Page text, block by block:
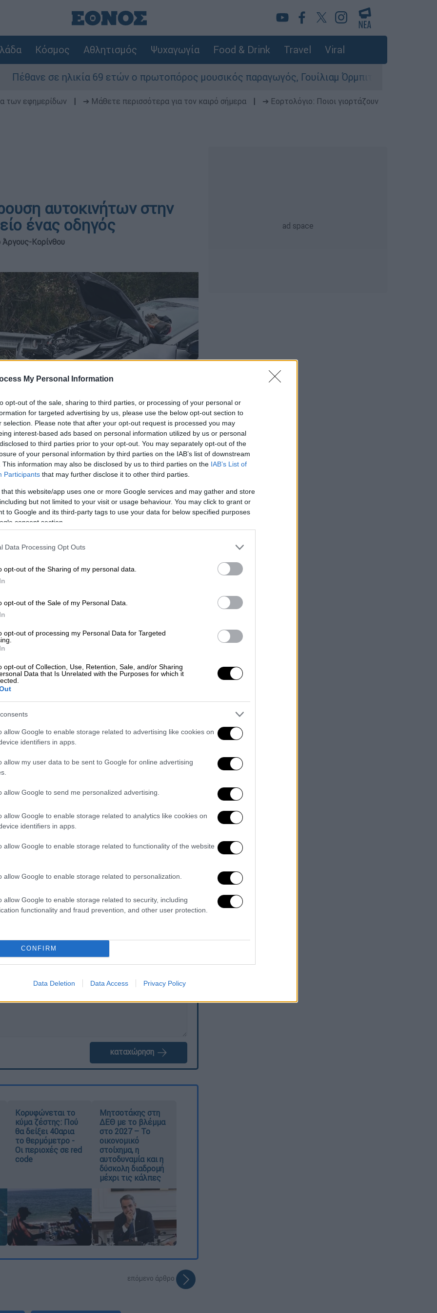
My Personal Information
opt-out of the sale, sharing to third parties, or processing of your personal or
for targeted advertising by us, please use the below opt-out section to
selection. Please note that after your opt-out request is processed you may
interest-based ads based on personal information utilized by us or personal
to third parties prior to your opt-out. You may separately opt-out of the
of your personal information by third parties on the IAB’s list of downstream
This information may also be disclosed by us to third parties on the IAB’s List of
Participants that may further disclose it to other third parties.
that this website/app uses one or more Google services and may gather and store
but not limited to your visit or usage behaviour. You may click to grant or
to Google and its third-party tags to use your data for below specified purposes
consent section.
Data Processing Opt Outs
opt-out of the Sharing of my personal data.
opt-out of the Sale of my Personal Data.
opt-out of processing my Personal Data for Targeted
opt-out of Collection, Use, Retention, Sale, and/or Sharing
Data that Is Unrelated with the Purposes for which it
allow Google to enable storage related to advertising like cookies on
identifiers in apps.
allow my user data to be sent to Google for online advertising
allow Google to send me personalized advertising.
allow Google to enable storage related to analytics like cookies on
identifiers in apps.
allow Google to enable storage related to functionality of the website
allow Google to enable storage related to personalization.
allow Google to enable storage related to security, including
functionality and fraud prevention, and other user protection.
CONFIRM
Data Deletion Data Access Privacy Policy
Κόσμος Αθλητισμός Ψυχαγωγία Food & Drink Travel Viral
σε ηλικία 69 ετών ο πρωτοπόρος μουσικός παραγωγός, Γουίλιαμ Όρμπιτ - Η καθοριστική
των εφημερίδων ➔ Μάθετε περισσότερα για τον καιρό σήμερα
➔ Εορτολόγιο: Ποιοι γιορτάζουν
αυτοκινήτων στην
ένας οδηγός
Άργους-Κορίνθου
(19/3) το απόγευμα στην
.
οδό Άργους-Κορίνθου
συγκρούστηκαν στη στροφή.
twerk στην οροφή ανοικτού τζιπ
τροχαίο
που σκοτώθηκε στη
παππού του
ατύχηματραυματίστηκε ο ένας
του ΕΚΑΒ
διεξάγει το Τμήμα Τροχαίας Άργους-
ΕΘΝΟΣ θα παρεμβαίνει και τα προσβλητικά σχόλια θα
καταχώρηση
Κορυφώνεται το
κύμα ζέστης: Πού
θα δείξει 40αρια
το θερμόμετρο -
Οι περιοχές σε red
code
Μητσοτάκης στη
ΔΕΘ με το βλέμμα
στο 2027 – Το
οικονομικό
στοίχημα, η
αυτοδυναμία και η
δύσκολη διαδρομή
μέχρι τις κάλπες
επόμενο άρθρο